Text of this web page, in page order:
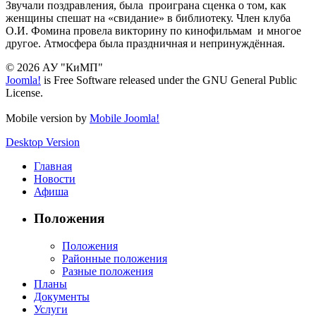
Звучали поздравления, была проиграна сценка о том, как
женщины спешат на «свидание» в библиотеку. Член клуба
О.И. Фомина провела викторину по кинофильмам и многое
другое. Атмосфера была праздничная и непринуждённая.
© 2026 АУ "КиМП"
Joomla! is Free Software released under the GNU General Public
License.
Mobile version by Mobile Joomla!
Desktop Version
Главная
Новости
Афиша
Положения
Положения
Районные положения
Разные положения
Планы
Документы
Услуги